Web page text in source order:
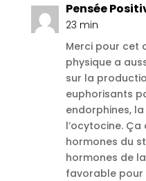
Pensée
23 min
Merci pour cet
physique a
sur la
euphorisants
endorphines,
l’ocytocine.
hormones du
hormones de
favorable pour